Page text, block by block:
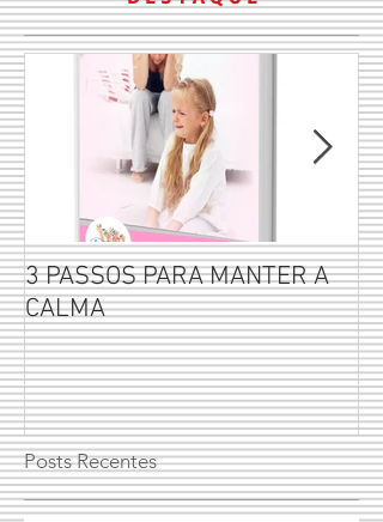
D E S T A Q U E
3 PASSOS PARA MANTER A
CALMA
Posts Recentes